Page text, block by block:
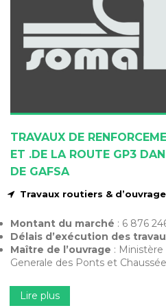
TRAVAUX DE
ET .DE LA ROUTE GP3
DE GAFSA
Travaux routiers &
Montant du marché : 6 876
Délais d’exécution des
Maître de l’ouvrage :
Generale des Ponts et
Lire plus